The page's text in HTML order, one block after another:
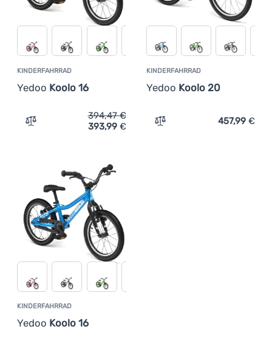
KINDERFAHRRAD
Yedoo Koolo 16
Zum Vergleich 'Kinderfahrrad Yedoo Koolo 16'
394,47€
393,99 €
KINDERFAHRRAD
Yedoo Koolo 20
Zum Vergleich
457,99 €
KINDERFAHRRAD
Yedoo Koolo 16